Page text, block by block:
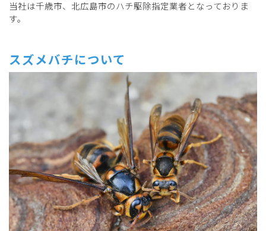
当社は千歳市、北広島市のハチ駆除指定業者となっておりま
す。
スズメバチについて